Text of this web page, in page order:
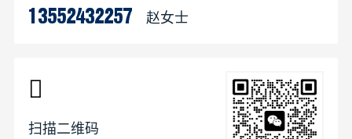
13552432257 赵女士
扫描二维码